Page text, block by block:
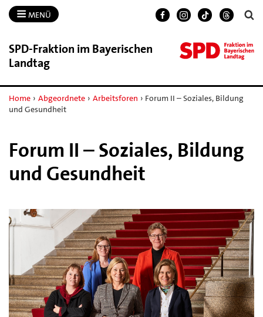
MENÜ
SPD-​Fraktion im Bayerischen
Landtag
Home › Abgeordnete › Arbeitsforen › Forum II – Soziales, Bildung
und Gesundheit
Forum II – Soziales, Bildung
und Gesundheit